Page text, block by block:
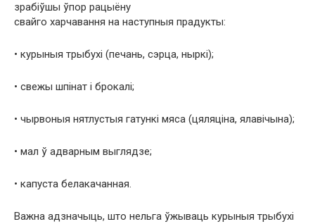
зрабіўшы ўпор рацыёну
свайго харчавання на наступныя прадукты:
• курыныя трыбухі (печань, сэрца, ныркі);
• свежы шпінат і брокалі;
• чырвоныя нятлустыя гатункі мяса (цяляціна, ялавічына);
• мал ў адварным выглядзе;
• капуста белакачанная.
Важна адзначыць, што нельга ўжываць курыныя трыбухі